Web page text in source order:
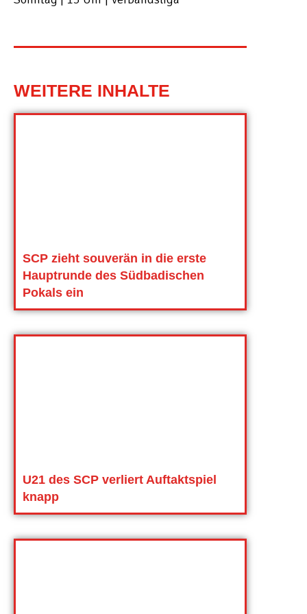
WEITERE INHALTE
SCP zieht souverän in die erste
Hauptrunde des Südbadischen
Pokals ein
U21 des SCP verliert Auftaktspiel
knapp